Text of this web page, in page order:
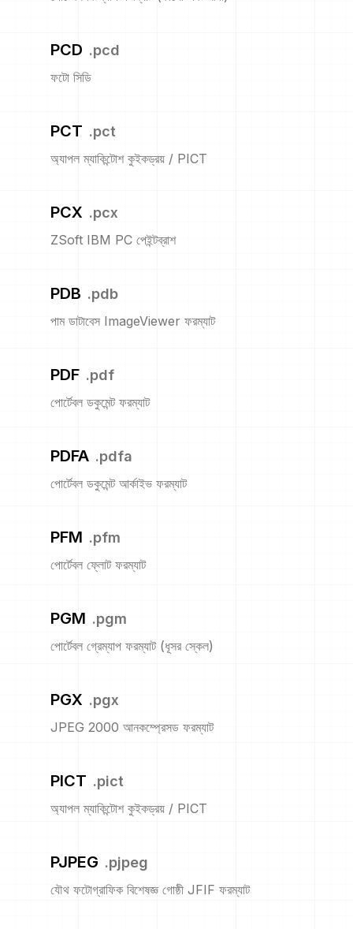
PCD .pcd
ফটো সিডি
PCT .pct
অ্যাপল ম্যাকিন্টোশ কুইকড্রয় / PICT
PCX .pcx
ZSoft IBM PC পেইন্টব্রাশ
PDB .pdb
পাম ডাটাবেস ImageViewer ফরম্যাট
PDF .pdf
পোর্টেবল ডকুমেন্ট ফরম্যাট
PDFA .pdfa
পোর্টেবল ডকুমেন্ট আর্কাইভ ফরম্যাট
PFM .pfm
পোর্টেবল ফ্লোট ফরম্যাট
PGM .pgm
পোর্টেবল গ্রেম্যাপ ফরম্যাট (ধূসর স্কেল)
PGX .pgx
JPEG 2000 আনকম্প্রেসড ফরম্যাট
PICT .pict
অ্যাপল ম্যাকিন্টোশ কুইকড্রয় / PICT
PJPEG .pjpeg
যৌথ ফটোগ্রাফিক বিশেষজ্ঞ গোষ্ঠী JFIF ফরম্যাট